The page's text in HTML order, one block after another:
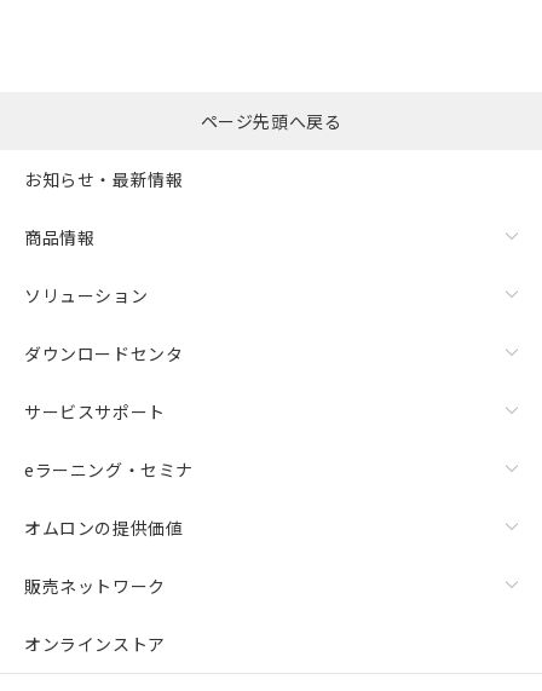
ページ先頭へ戻る
お知らせ・最新情報
商品情報
ソリューション
ダウンロードセンタ
サービスサポート
eラーニング・セミナ
オムロンの提供価値
販売ネットワーク
オンラインストア